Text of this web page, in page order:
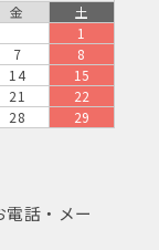
金
土
1
7
8
14
15
21
22
28
29
話・メー